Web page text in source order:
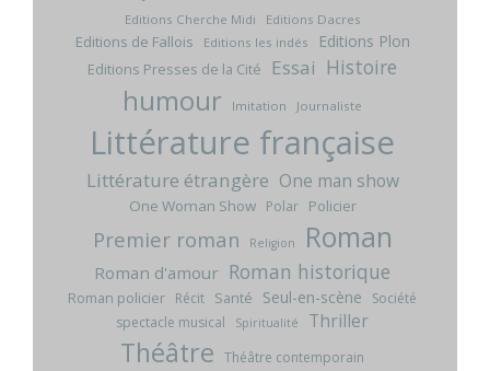
Editions Cherche Midi
Editions Dacres
Editions de Fallois Editions les indés Editions Plon
Editions Presses de la Cité Essai Histoire
humour Imitation Journaliste
Littérature française
Littérature étrangère One man show
One Woman Show Polar Policier
Premier roman Religion Roman
Roman d'amour Roman historique
Roman policier Récit Santé Seul-en-scène
Société
spectacle musical
Spiritualité Thriller
Théâtre Théâtre contemporain